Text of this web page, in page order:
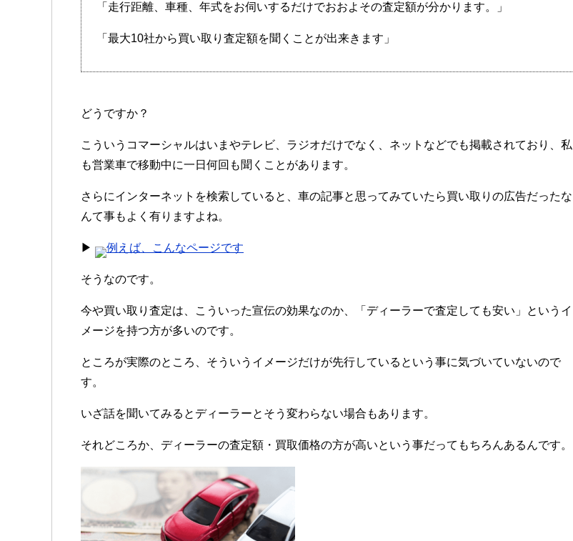
「走行距離、車種、年式をお伺いするだけでおおよその査定額が分かります。」
「最大10社から買い取り査定額を聞くことが出来きます」
どうですか？
こういうコマーシャルはいまやテレビ、ラジオだけでなく、ネットなどでも掲載されており、私
も営業車で移動中に一日何回も聞くことがあります。
さらにインターネットを検索していると、車の記事と思ってみていたら買い取りの広告だったな
んて事もよく有りますよね。
▶ 例えば、こんなページです
そうなのです。
今や買い取り査定は、こういった宣伝の効果なのか、「ディーラーで査定しても安い」というイ
メージを持つ方が多いのです。
ところが実際のところ、そういうイメージだけが先行しているという事に気づいていないので
す。
いざ話を聞いてみるとディーラーとそう変わらない場合もあります。
それどころか、ディーラーの査定額・買取価格の方が高いという事だってもちろんあるんです。